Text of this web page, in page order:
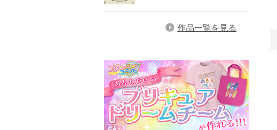
作品一覧を見る